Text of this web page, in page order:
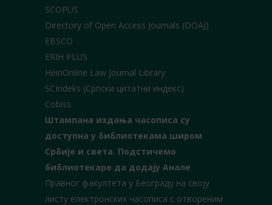
SCOPUS
Directory of Open Access Journals (DOAJ)
EBSCO
ERIH PLUS
HeinOnline Law Journal Library
SCIndeks (Српски цитатни индекс)
Cobiss
Штампана издања часописа су
доступна у библиотекама широм
Србије и света. Подстичемо
библиотекаре да додају Анале
Правног факултета у Београду на своју
листу електронских часописа с отвореним